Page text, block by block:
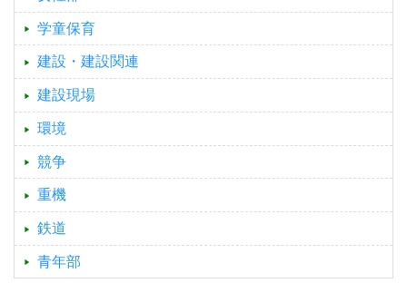
学童保育
建設・建設関連
建設現場
環境
競争
重機
鉄道
青年部